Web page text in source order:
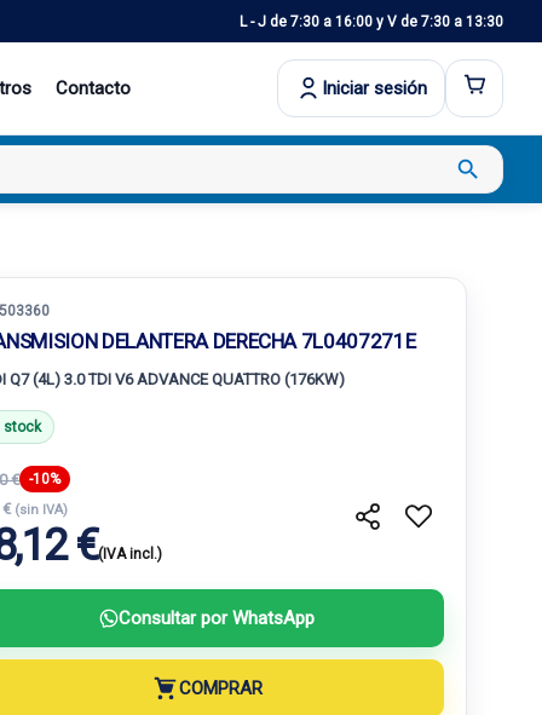
L - J de 7:30 a 16:00 y V de 7:30 a 13:30
Contacto Iniciar sesión
search
DELANTERA DERECHA 7L0407271E
Q7 (4L) 3.0 TDI V6 ADVANCE QUATTRO (176KW)
stock
€ -10%
€ (sin IVA)
€(IVA incl.)
Consultar por WhatsApp
COMPRAR